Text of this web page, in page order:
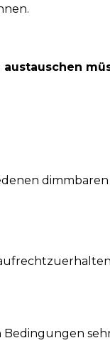
dimmbaren